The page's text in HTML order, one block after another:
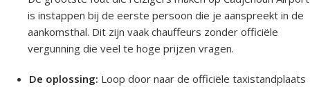
is instappen bij de eerste persoon die je aanspreekt in de
aankomsthal. Dit zijn vaak chauffeurs zonder officiële
vergunning die veel te hoge prijzen vragen.
De oplossing: Loop door naar de officiële taxistandplaats